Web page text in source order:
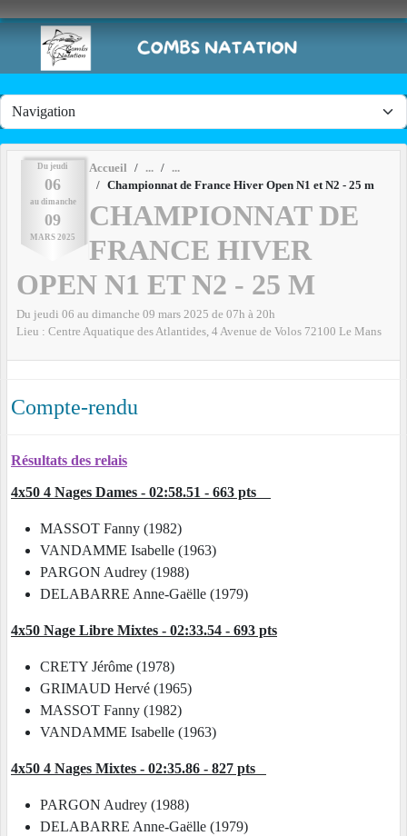
Du jeudi
06
au dimanche
09
MARS 2025
Accueil
Championnat de France Hiver Open N1 et N2 - 25 m
CHAMPIONNAT DE
FRANCE HIVER
OPEN N1 ET N2 - 25 M
Du jeudi 06 au dimanche 09 mars 2025 de 07h à 20h
Lieu : Centre Aquatique des Atlantides, 4 Avenue de Volos 72100 Le Mans
Compte-rendu
Résultats des relais
4x50 4 Nages Dames - 02:58.51 - 663 pts
MASSOT Fanny (1982)
VANDAMME Isabelle (1963)
PARGON Audrey (1988)
DELABARRE Anne-Gaëlle (1979)
4x50 Nage Libre Mixtes - 02:33.54 - 693 pts
CRETY Jérôme (1978)
GRIMAUD Hervé (1965)
MASSOT Fanny (1982)
VANDAMME Isabelle (1963)
4x50 4 Nages Mixtes - 02:35.86 - 827 pts
PARGON Audrey (1988)
DELABARRE Anne-Gaëlle (1979)